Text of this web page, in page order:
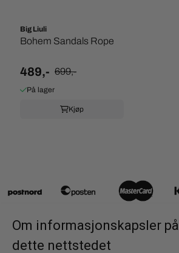
Big Liuli
Bohem Sandals Rope
489,- 699,-
På lager
Kjøp
Om informasjonskapsler på
dette nettstedet